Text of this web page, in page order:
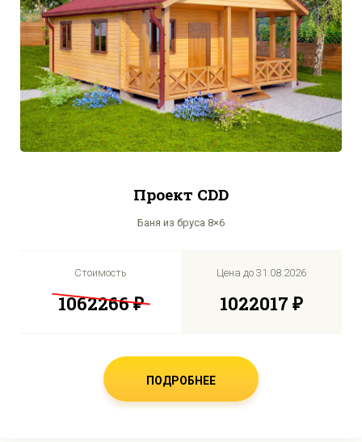
Проект CDD
Баня из бруса 8×6
Стоимость
1062266 ₽
Цена до 31.08.2026
1022017 ₽
ПОДРОБНЕЕ